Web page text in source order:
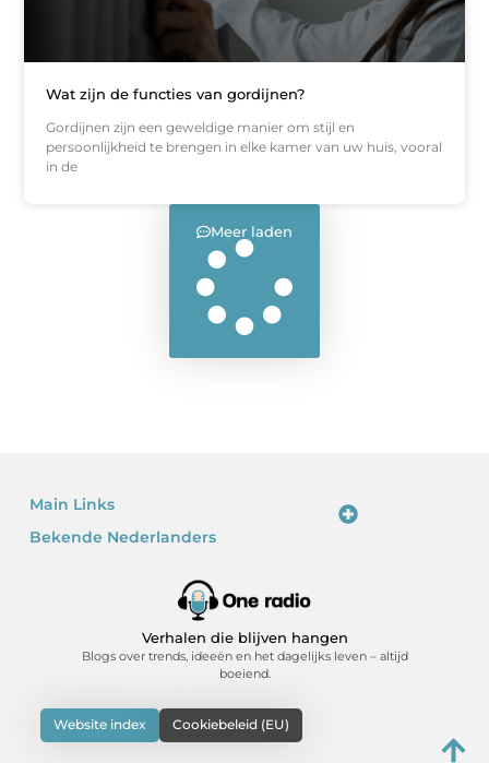
Wat zijn de functies van gordijnen?
Gordijnen zijn een geweldige manier om stijl en
persoonlijkheid te brengen in elke kamer van uw huis, vooral
in de
Meer laden
Main Links
Bekende Nederlanders
Verhalen die blijven hangen
Blogs over trends, ideeën en het dagelijks leven – altijd
boeiend.
Website index Cookiebeleid (EU)